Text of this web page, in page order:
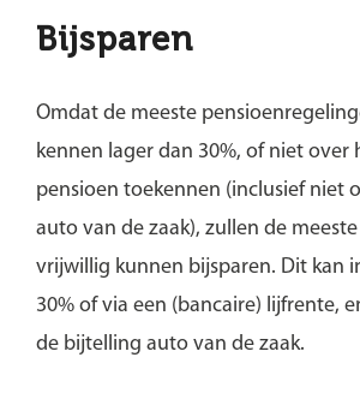
Bijsparen
Omdat de meeste
kennen lager dan 30%, of niet over
pensioen toekennen (inclusief niet
auto van de zaak), zullen de
vrijwillig kunnen bijsparen. Dit kan
30% of via een (bancaire) lijfrente,
de bijtelling auto van de zaak.